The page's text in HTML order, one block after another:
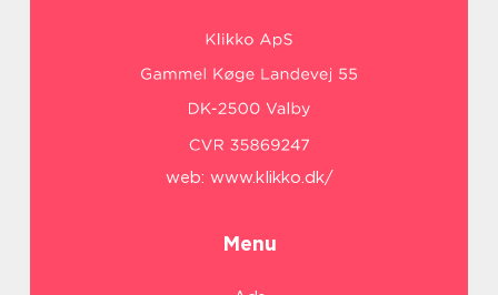
web: www.klikko.dk/
Menu